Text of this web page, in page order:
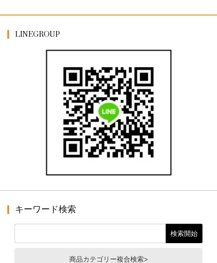
LINEGROUP
キーワード検索
商品カテゴリー複合検索>